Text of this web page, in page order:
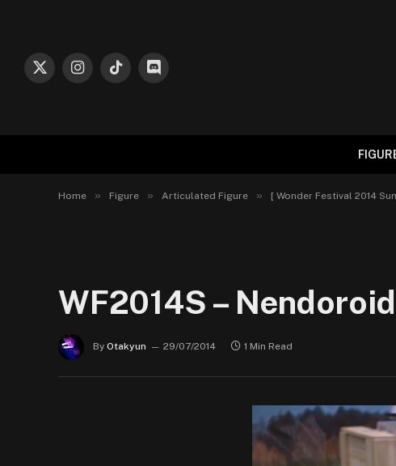
X
InstagramTikTokDiscord
Home » Figure » Articulated Figure » [ Wonder Festival 2014
WF2014S –
By Otakyun 29/07/2014 1 Min Read